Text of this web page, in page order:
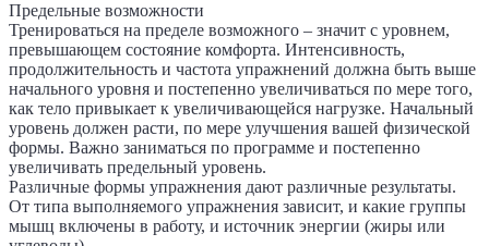
Предельные возможности
Тренироваться на пределе возможного – значит с уровнем,
превышающем состояние комфорта. Интенсивность,
продолжительность и частота упражнений должна быть выше
начального уровня и постепенно увеличиваться по мере того,
как тело привыкает к увеличивающейся нагрузке. Начальный
уровень должен расти, по мере улучшения вашей физической
формы. Важно заниматься по программе и постепенно
увеличивать предельный уровень.
Различные формы упражнения дают различные результаты.
От типа выполняемого упражнения зависит, и какие группы
мышц включены в работу, и источник энергии (жиры или